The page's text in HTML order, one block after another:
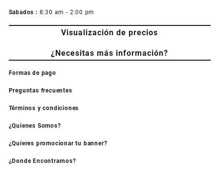
Sabados : 8:30 am - 2:00 pm
Visualización de precios
¿Necesitas más información?
Formas de pago
Preguntas frecuentes
Términos y condiciones
¿Quienes Somos?
¿Quieres promocionar tu banner?
¿Donde Encontrarnos?